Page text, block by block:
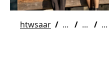
htwsaar